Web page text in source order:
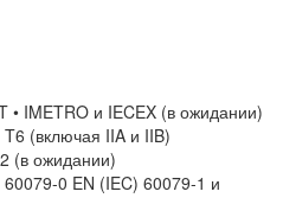
• IMETRO и IECEX (в ожидании)
(включая IIA и IIB)
(в ожидании)
60079-0 EN (IEC) 60079-1 и